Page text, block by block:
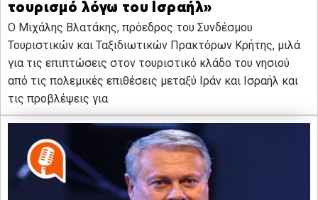
τουρισμό λόγω του Ισραήλ»
Ο Μιχάλης Βλατάκης, πρόεδρος του Συνδέσμου
Τουριστικών και Ταξιδιωτικών Πρακτόρων Κρήτης, μιλά
για τις επιπτώσεις στον τουριστικό κλάδο του νησιού
από τις πολεμικές επιθέσεις μεταξύ Ιράν και Ισραήλ και
τις προβλέψεις για